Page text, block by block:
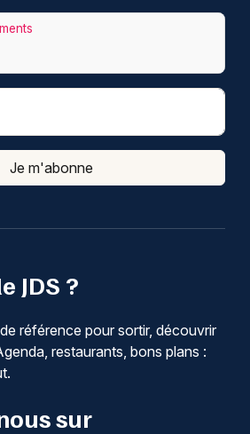
JDS ?
référence pour sortir, découvrir
restaurants, bons plans :
sur
Je m'abonne